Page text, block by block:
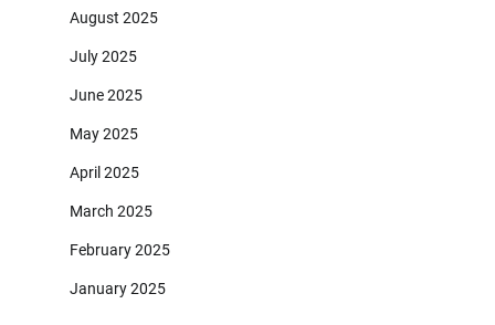
August 2025
July 2025
June 2025
May 2025
April 2025
March 2025
February 2025
January 2025